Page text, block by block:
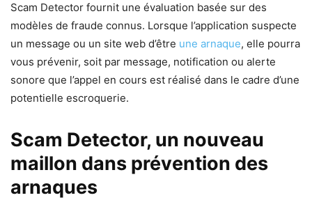
Scam Detector fournit une évaluation basée sur des
modèles de fraude connus. Lorsque l’application suspecte
un message ou un site web d’être une arnaque, elle pourra
vous prévenir, soit par message, notification ou alerte
sonore que l’appel en cours est réalisé dans le cadre d’une
potentielle escroquerie.
Scam Detector, un nouveau
maillon dans prévention des
arnaques